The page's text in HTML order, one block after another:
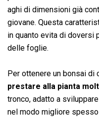
aghi di dimensioni già
giovane. Questa
in quanto evita di doversi
delle foglie.
Per ottenere un bonsai di
prestare alla pianta
tronco, adatto a
nel modo migliore